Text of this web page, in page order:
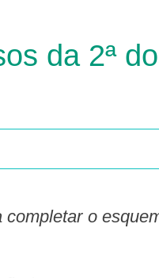
da 2ª